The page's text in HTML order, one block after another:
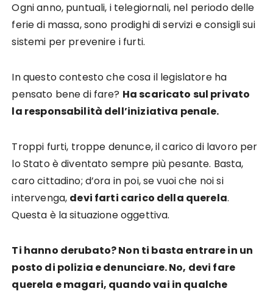
Ogni anno, puntuali, i telegiornali, nel periodo delle
ferie di massa, sono prodighi di servizi e consigli sui
sistemi per prevenire i furti.
In questo contesto che cosa il legislatore ha
pensato bene di fare? Ha scaricato sul privato
la responsabilità dell’iniziativa penale.
Troppi furti, troppe denunce, il carico di lavoro per
lo Stato è diventato sempre più pesante. Basta,
caro cittadino; d’ora in poi, se vuoi che noi si
intervenga, devi farti carico della querela.
Questa è la situazione oggettiva.
Ti hanno derubato? Non ti basta entrare in un
posto di polizia e denunciare. No, devi fare
querela e magari, quando vai in qualche